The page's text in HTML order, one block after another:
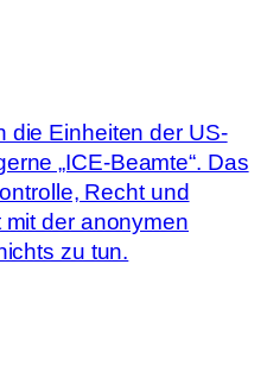
die Einheiten der US-
„ICE-Beamte“. Das
Recht und
der anonymen
zu tun.